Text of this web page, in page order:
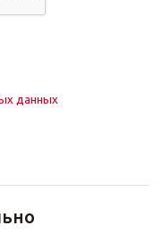
данных